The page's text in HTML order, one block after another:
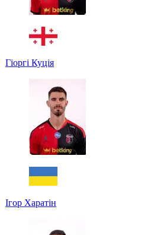
Гіоргі Куція
Ігор Харатін